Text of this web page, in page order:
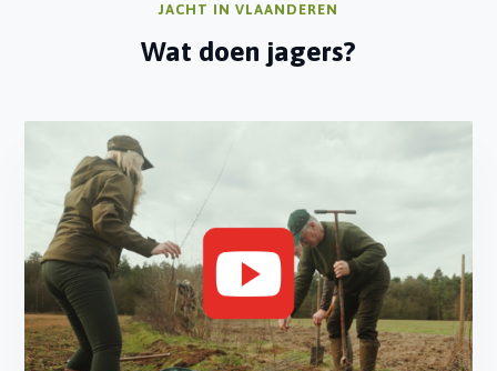
JACHT IN VLAANDEREN
Wat doen jagers?